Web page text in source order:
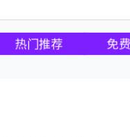
热门推荐 免